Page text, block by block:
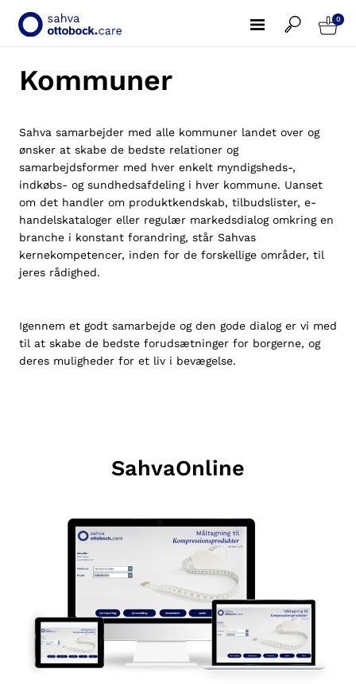
0
Kommuner
Sahva samarbejder med alle kommuner landet over og
ønsker at skabe de bedste relationer og
samarbejdsformer med hver enkelt myndigsheds-,
indkøbs- og sundhedsafdeling i hver kommune. Uanset
om det handler om produktkendskab, tilbudslister, e-
handelskataloger eller regulær markedsdialog omkring en
branche i konstant forandring, står Sahvas
kernekompetencer, inden for de forskellige områder, til
jeres rådighed.
Igennem et godt samarbejde og den gode dialog er vi med
til at skabe de bedste forudsætninger for borgerne, og
deres muligheder for et liv i bevægelse.
SahvaOnline